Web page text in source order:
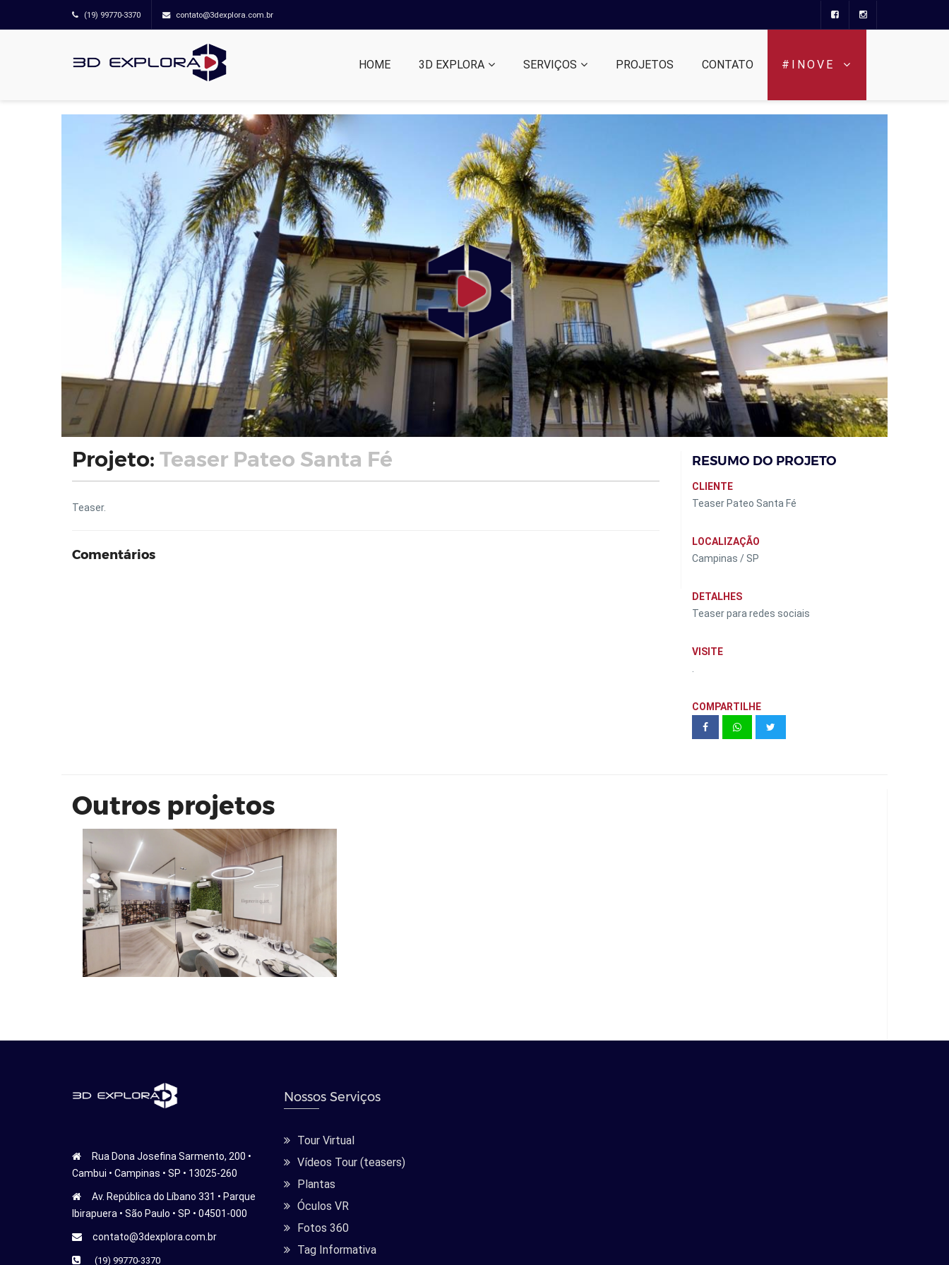
(19) 99770-3370 contato@3dexplora.com.br
HOME 3D EXPLORA SERVIÇOS PROJETOS CONTATO #INOVE
Projeto: Teaser Pateo Santa Fé
Teaser.
Comentários
RESUMO DO PROJETO
CLIENTE
Teaser Pateo Santa Fé
LOCALIZAÇÃO
Campinas / SP
DETALHES
Teaser para redes sociais
VISITE
COMPARTILHE
Outros projetos
Soul Brooklin Acabamentos -
Rua Dona Josefina Sarmento, 200 •
Cambui • Campinas • SP • 13025-260
Av. República do Líbano 331 • Parque
Ibirapuera • São Paulo • SP • 04501-000
contato@3dexplora.com.br
(19) 99770-3370
Nossos Serviços
Tour Virtual
Vídeos Tour (teasers)
Plantas
Óculos VR
Fotos 360
Tag Informativa